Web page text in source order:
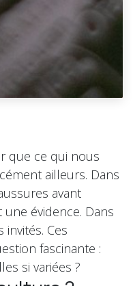
que ce qui nous
ailleurs. Dans
avant
évidence. Dans
invités. Ces
fascinante :
si variées ?